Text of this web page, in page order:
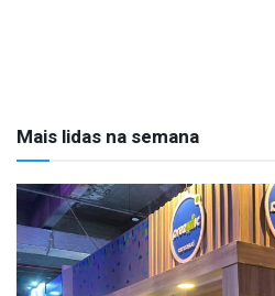
Mais lidas na semana